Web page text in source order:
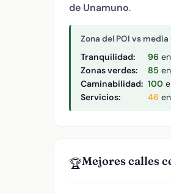
de Unamuno.
Zona del POI vs media
Tranquilidad: 96
Zonas verdes: 85
Caminabilidad: 100
Servicios: 46
🏆Mejores calles